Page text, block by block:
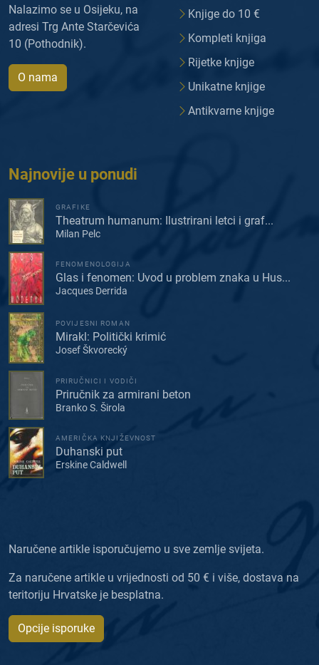
Nalazimo se u Osijeku, na
adresi Trg Ante Starčevića
10 (Pothodnik).
O nama
Knjige do 10 €
Kompleti knjiga
Rijetke knjige
Unikatne knjige
Antikvarne knjige
Najnovije u ponudi
GRAFIKE
Theatrum humanum: Ilustrirani letci i graf...
Milan Pelc
FENOMENOLOGIJA
Glas i fenomen: Uvod u problem znaka u Hus...
Jacques Derrida
POVIJESNI ROMAN
Mirakl: Politički krimić
Josef Škvorecký
PRIRUČNICI I VODIČI
Priručnik za armirani beton
Branko S. Širola
AMERIČKA KNJIŽEVNOST
Duhanski put
Erskine Caldwell
Naručene artikle isporučujemo u sve zemlje svijeta.
Za naručene artikle u vrijednosti od 50 € i više, dostava na
teritoriju Hrvatske je besplatna.
Opcije isporuke